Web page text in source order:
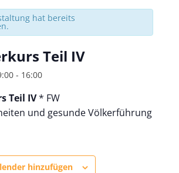
hat bereits
Teil IV
- 16:00
Teil IV* FW
und gesunde Völkerführung
hinzufügen